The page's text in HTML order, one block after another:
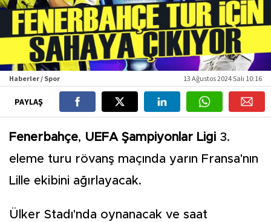
Haberler / Spor 13 Ağustos 2024 Salı 10:16
PAYLAŞ
Fenerbahçe, UEFA Şampiyonlar Ligi 3.
eleme turu rövanş maçında yarın Fransa'nın
Lille ekibini ağırlayacak.
Ülker Stadı'nda oynanacak ve saat